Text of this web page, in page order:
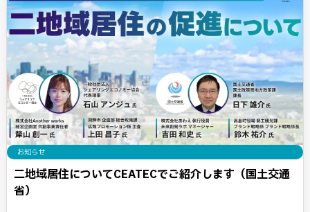
お知らせ
二地域居住についてCEATECでご紹介します（国土交通
省）